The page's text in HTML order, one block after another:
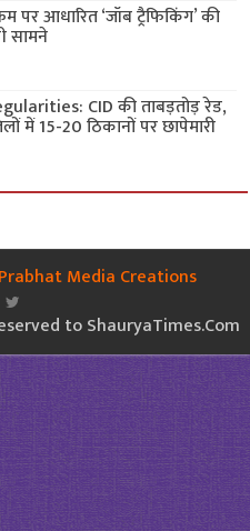
आधारित ‘जॉब ट्रैफिकिंग’ की
सामने
CID की ताबड़तोड़ रेड,
में 15-20 ठिकानों पर छापेमारी
Prabhat Media Creations
to ShauryaTimes.Com